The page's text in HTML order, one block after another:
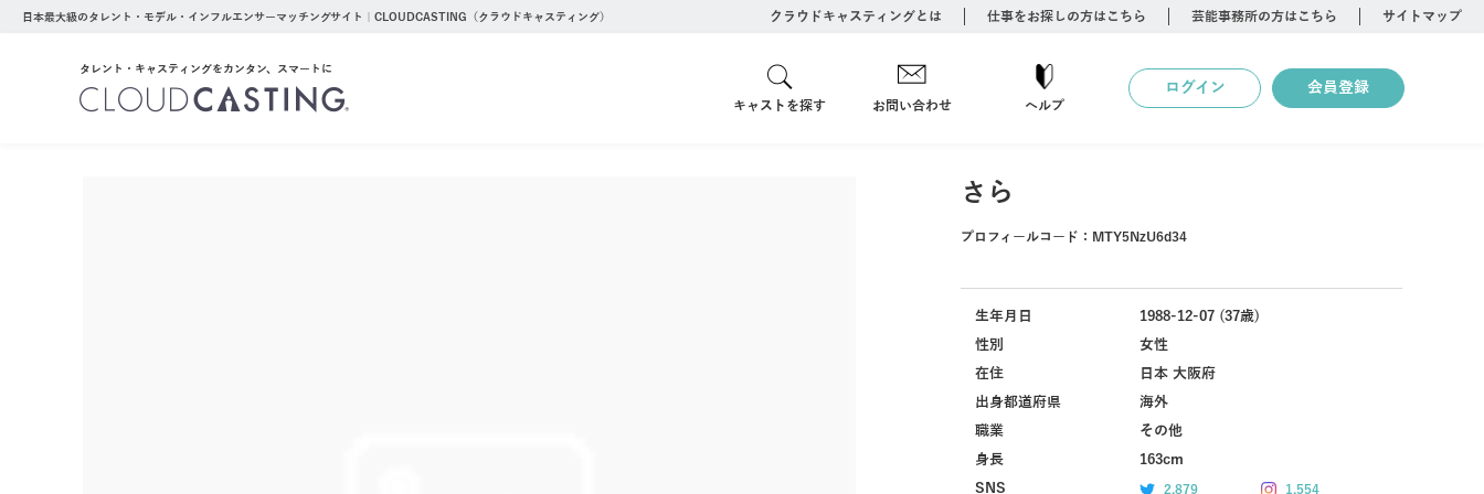
日本最大級のタレント・モデル・インフルエンサーマッチングサイト｜CLOUDCASTING（クラウドキャスティング） クラウドキャスティングとは 仕事をお探しの方はこちら 芸能事務所の方はこちら サイトマップ
タレント・キャスティングをカンタン、スマートに
キャストを探す お問い合わせ ヘルプ
ログイン 会員登録
さら
プロフィールコード： MTY5NzU6d34
生年月日
1988-12-07 (37歳)
性別
女性
在住
日本 大阪府
出身都道府県
海外
職業
その他
身長
163cm
SNS
2,879 1,554